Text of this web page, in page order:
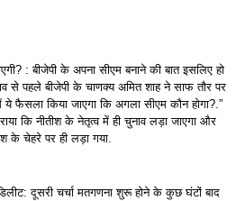
: बीजेपी के अपना सीएम बनाने की बात इसलिए हो
से पहले बीजेपी के चाणक्य अमित शाह ने साफ तौर पर
फैसला किया जाएगा कि अगला सीएम कौन होगा?.”
कि नीतीश के नेतृत्व में ही चुनाव लड़ा जाएगा और
के चेहरे पर ही लड़ा गया.
दूसरी चर्चा मतगणना शुरू होने के कुछ घंटों बाद